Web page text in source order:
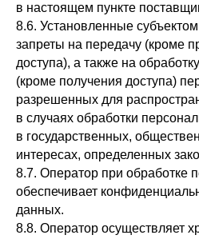
в настоящем пункте
8.6. Установленные
запреты на передачу (кроме
доступа), а также на
(кроме получения доступа)
разрешенных для
в случаях обработки
в государственных,
интересах, определенных
8.7. Оператор при обработке
обеспечивает
данных.
8.8. Оператор осуществляет